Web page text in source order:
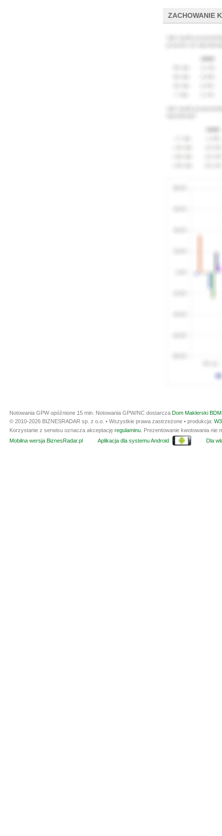
ZACHOWANIE
Notowania GPW opóźnione 15 min. Notowania GPW/NC dostarcza Dom Maklerski
© 2010-2026 BIZNESRADAR sp. z o.o. • Wszystkie prawa zastrzeżone • produkcja:
Korzystanie z serwisu oznacza akceptację regulaminu . Prezentowanie kwotowania
Mobilna wersja BiznesRadar.pl
Aplikacja dla systemu Android Dla